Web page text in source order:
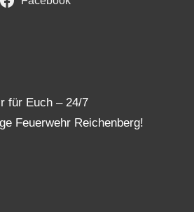
für Euch – 24/7
Feuerwehr Reichenberg!